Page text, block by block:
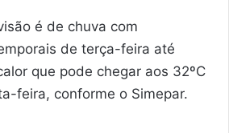
é de chuva com
de terça-feira até
que pode chegar aos 32ºC
feira, conforme o Simepar.